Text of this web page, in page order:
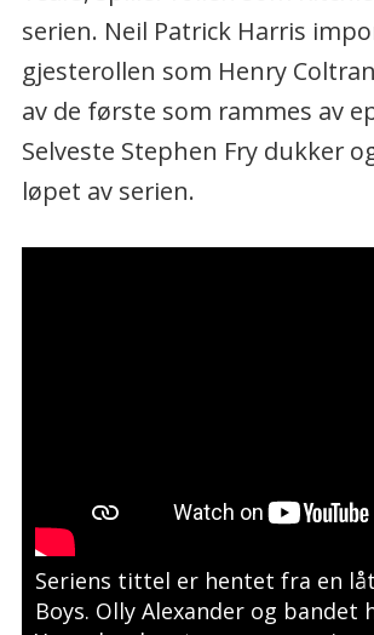
serien. Neil Patrick Harris
gjesterollen som Henry
av de første som rammes av
Selveste Stephen Fry dukker
løpet av serien.
Seriens tittel er hentet fra en
Boys. Olly Alexander og bandet